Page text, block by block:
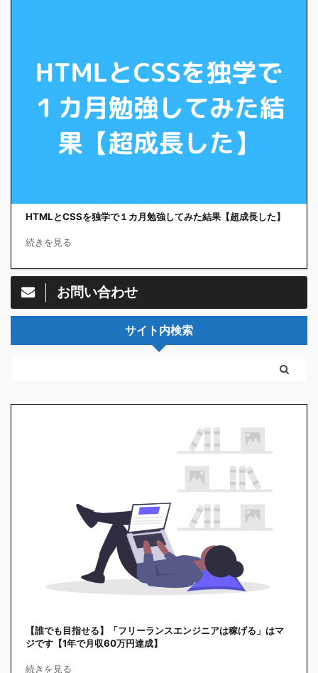
HTMLとCSSを独学で１カ月勉強してみた結果【超成長した】
続きを見る
お問い合わせ
サイト内検索
【誰でも目指せる】「フリーランスエンジニアは稼げる」はマ
ジです【1年で月収60万円達成】
続きを見る